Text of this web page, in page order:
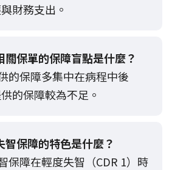
財務支出。
關保單的保障盲點是什麼？
的保障多集中在病程中後
的保障較為不足。
智保障的特色是什麼？
保障在輕度失智（CDR 1）時